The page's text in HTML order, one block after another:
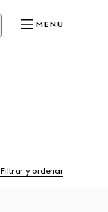
MENU
Filtrar y ordenar